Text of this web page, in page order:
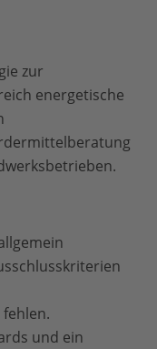
zur
energetische
und ein